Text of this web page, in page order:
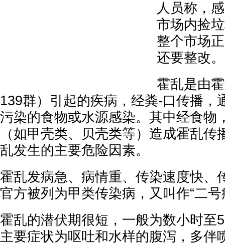
人员称，
市场内捡
整个市场
还要整改。
霍乱是由
139群）引起的疾病，经粪-口传播，
污染的食物或水源感染。其中经食物
（如甲壳类、贝壳类等）造成霍乱
乱发生的主要危险因素。
霍乱发病急、病情重、传染速度快、
官方被列为甲类传染病，又叫作“二号
霍乱的潜伏期很短，一般为数小时至
主要症状为呕吐和水样的腹泻，多伴